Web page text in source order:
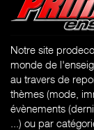
Notre site
monde de
au travers de
thèmes (mode,
évènements
...) ou par